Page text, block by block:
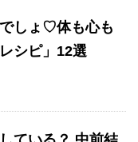
しょ♡体も心も
シピ」12選